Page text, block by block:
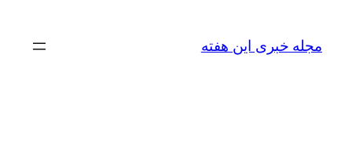
محتوا
مجله خبری این هفته